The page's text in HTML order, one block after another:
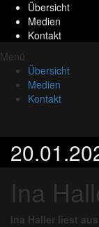
Übersicht
Medien
Kontakt
Menü
Übersicht
Medien
Kontakt
Ina
Ina Haller liest